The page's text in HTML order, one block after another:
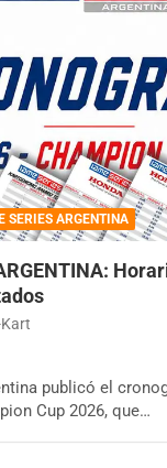
SERIES ARGENTINA
Kart
publicó el
Cup 2026, que…